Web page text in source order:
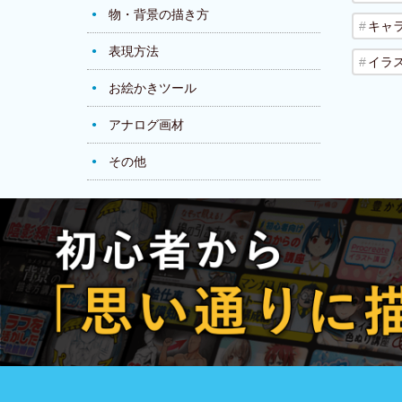
物・背景の描き方
表現方法
お絵かきツール
アナログ画材
その他
キャ
イラ